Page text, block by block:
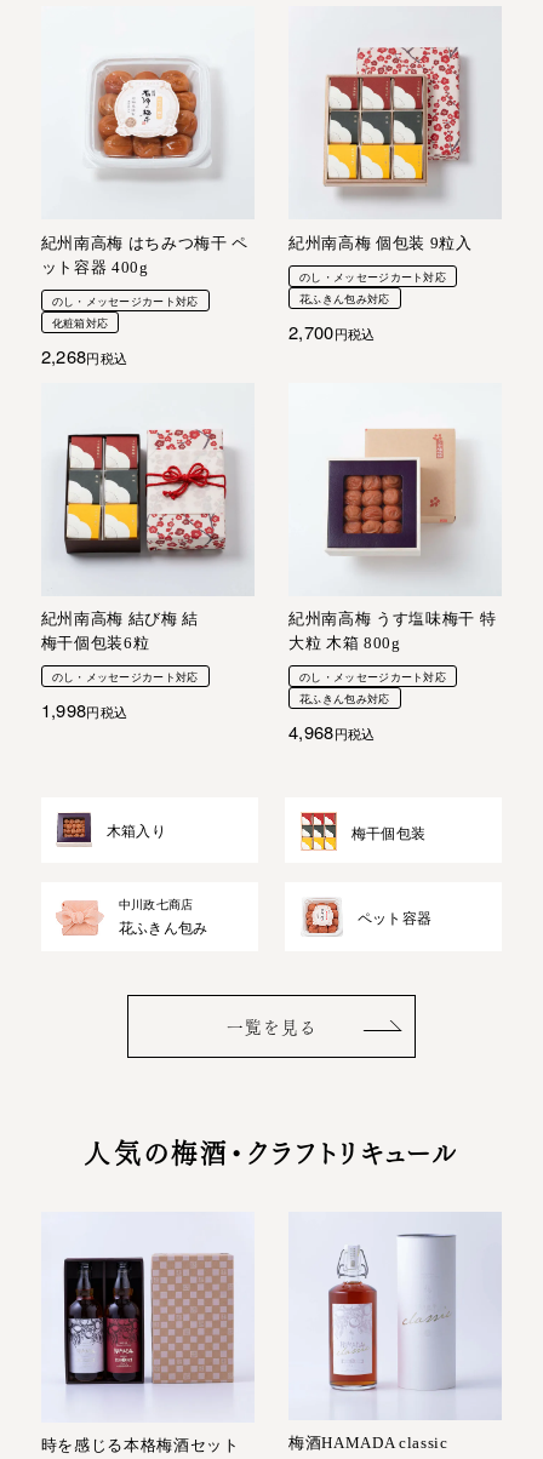
紀州南高梅 はちみつ梅干 ペ
ット容器 400g
のし・メッセージカート対応
化粧箱対応
2,268 税込
紀州南高梅 個包装 9粒入
のし・メッセージカート対応
花ふきん包み対応
2,700 税込
紀州南高梅 結び梅 結
梅干個包装6粒
のし・メッセージカート対応
1,998 税込
紀州南高梅 うす塩味梅干 特
大粒 木箱 800g
のし・メッセージカート対応
花ふきん包み対応
4,968 税込
木箱入り 梅干個包装
中川政七商店
花ふきん包み ペット容器
一覧を見る
人気の梅酒・クラフトリキュール
時を感じる本格梅酒セット
梅酒HAMADA classic